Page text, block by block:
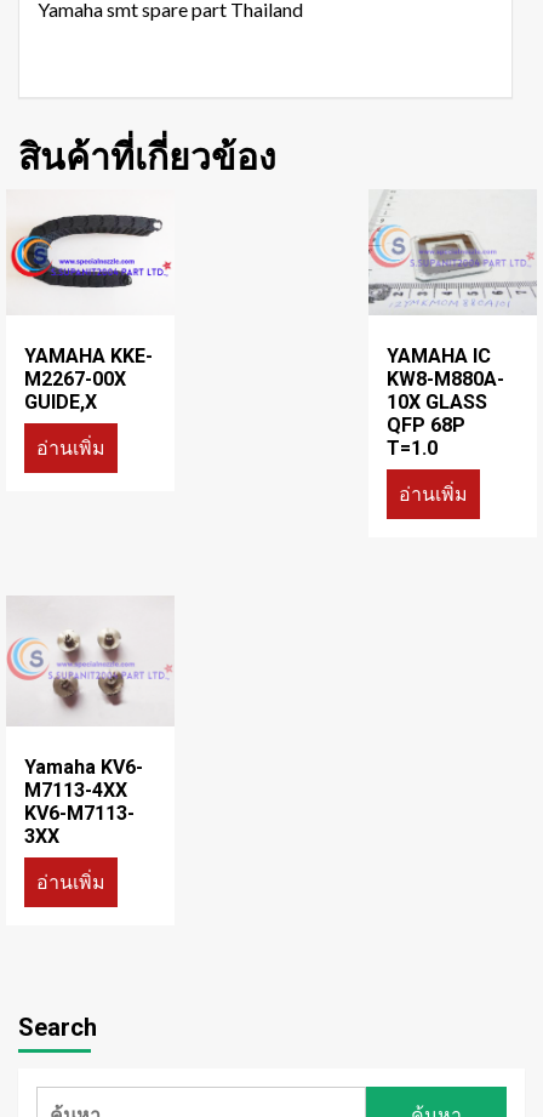
Yamaha smt spare part Thailand
สินค้าที่เกี่ยวข้อง
YAMAHA KKE-
M2267-00X
GUIDE,X
อ่านเพิ่ม
YAMAHA IC
KW8-M880A-
10X GLASS
QFP 68P
T=1.0
อ่านเพิ่ม
Yamaha KV6-
M7113-4XX
KV6-M7113-
3XX
อ่านเพิ่ม
Search
ค้นหา